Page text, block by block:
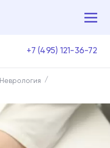
+7 (495) 121-36-72
Неврология